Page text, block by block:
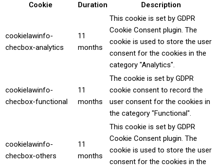
Cookie
Duration Description
cookielawinfo-
checbox-analytics
11
months
This cookie is set by GDPR
Cookie Consent plugin. The
cookie is used to store the user
consent for the cookies in the
category "Analytics".
cookielawinfo-
checbox-functional
11
months
The cookie is set by GDPR
cookie consent to record the
user consent for the cookies in
the category "Functional".
cookielawinfo-
checbox-others
11
months
This cookie is set by GDPR
Cookie Consent plugin. The
cookie is used to store the user
consent for the cookies in the